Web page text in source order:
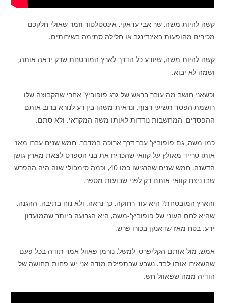
קשה להיות משה, שר אבי עדאקי, אינסטלטור וזמר שאולי חלקכם
מכירים מהופעות באינדינגב או חלילה סתימה בשירותים.
קשה להיות משה, שיודע כל הדרך לארץ המובטחת שרק יראה אותה,
ושמה לא יבוא.
וכשאני חושב מה עובר בראש של גרג פופוביץ' אחרי שהקבוצה שלו
רושמת הפסד תשיעי רצוף, ונראית משהו בין רע לנורא ברוב אותם
ההפסדים, המחשבות נודדות לאותו משה המקראי. ולא סתם.
כמו משה, גם פופוביץ' עבר דרך ארוכה במדבר. חמש שנים עברו מאז
אותו טרייד מאולץ על קוואי שהכריח את בני הספרס לצאת מארץ גושן
הדשנה. חמש שנים שהרגישו כמו 40, וכמה סימבולי שזה היה ההפרש
שבו ניצח קוואי אותם רק לפני שבועות מספר.
והארץ המובטחת? היא עוד רחוקה, כך נראה. ולא נוח בתיבה. ההגנה,
שהיא לחם העוני של פופוביץ'-משה, היא הגרועה ביותר שהמועדון
ידע. בטח מאז שדאנקן בכורו פרש.
אמש, מול אותם הקליפרס, למשל, נורמן פאוול אמר תודה בכל פעם
שהשאירו אותו לבד. נשבע שבתפילת מודה אני יש פחות תחושה של
הודיה ממה שפאוול חש.